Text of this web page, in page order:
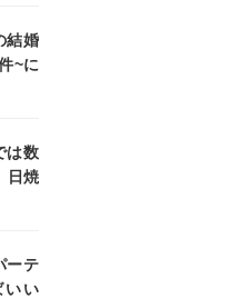
結婚
~に
は数
日焼
ーテ
いい